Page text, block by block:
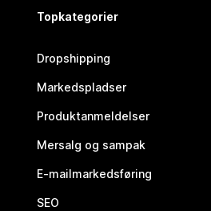
Topkategorier
Dropshipping
Markedspladser
Produktanmeldelser
Mersalg og sampak
E-mailmarkedsføring
SEO